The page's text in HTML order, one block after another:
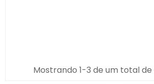
Mostrando 1-3 de um total